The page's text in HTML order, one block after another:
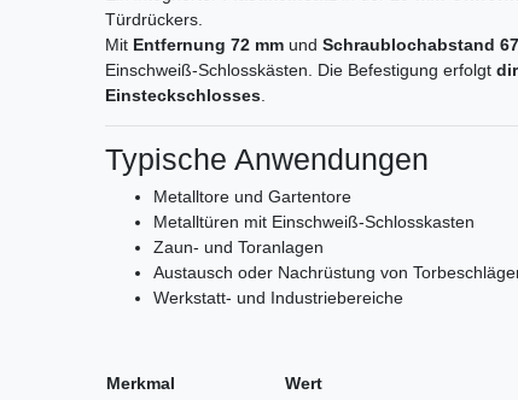
Türdrückers.
Mit Entfernung 72 mm und Schraublochabstand
Einschweiß-Schlosskästen. Die Befestigung erfolgt
Einsteckschlosses.
Typische Anwendungen
Metalltore und Gartentore
Metalltüren mit Einschweiß-Schlosskasten
Zaun- und Toranlagen
Austausch oder Nachrüstung von
Werkstatt- und Industriebereiche
Merkmal
Wert